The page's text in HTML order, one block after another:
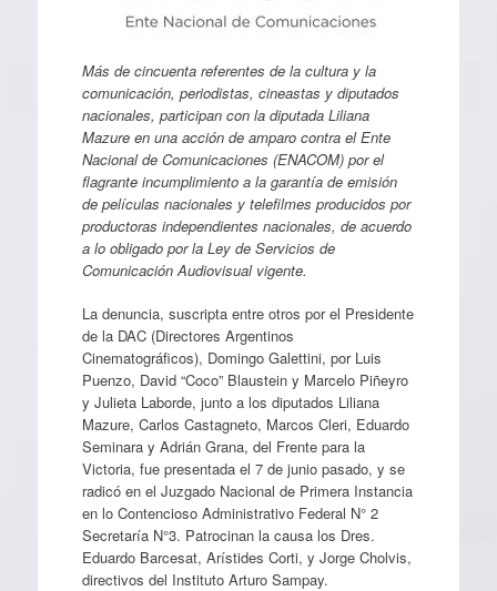
Más de cincuenta referentes de la cultura y la
comunicación, periodistas, cineastas y diputados
nacionales, participan con la diputada Liliana
Mazure en una acción de amparo contra el Ente
Nacional de Comunicaciones (ENACOM) por el
flagrante incumplimiento a la garantía de emisión
de películas nacionales y telefilmes producidos por
productoras independientes nacionales, de acuerdo
a lo obligado por la Ley de Servicios de
Comunicación Audiovisual vigente.
La denuncia, suscripta entre otros por el Presidente
de la DAC (Directores Argentinos
Cinematográficos), Domingo Galettini, por Luis
Puenzo, David “Coco” Blaustein y Marcelo Piñeyro
y Julieta Laborde, junto a los diputados Liliana
Mazure, Carlos Castagneto, Marcos Cleri, Eduardo
Seminara y Adrián Grana, del Frente para la
Victoria, fue presentada el 7 de junio pasado, y se
radicó en el Juzgado Nacional de Primera Instancia
en lo Contencioso Administrativo Federal N° 2
Secretaría N°3. Patrocinan la causa los Dres.
Eduardo Barcesat, Arístides Corti, y Jorge Cholvis,
directivos del Instituto Arturo Sampay.